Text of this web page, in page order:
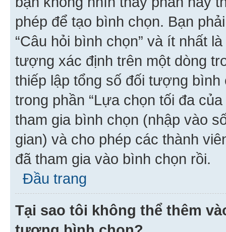
phép để tạo bình chọn. Bạn
“Câu hỏi bình chọn” và ít nhất
tượng xác định trên một dòng
thiếp lập tổng số đối tượng
trong phần “Lựa chọn tối đa
tham gia bình chọn (nhập vào
gian) và cho phép các thành
đã tham gia vào bình chọn rồi.
Đầu trang
Tại sao tôi không thể thêm